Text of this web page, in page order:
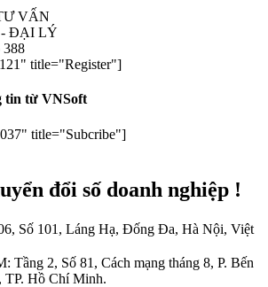
VẤN
- ĐẠI LÝ
title="Register"]
tin từ VNSoft
title="Subcribe"]
đổi số doanh nghiệp !
Số 101, Láng Hạ, Đống Đa, Hà Nội, Việt
Tầng 2, Số 81, Cách mạng tháng 8, P. Bến
TP. Hồ Chí Minh.